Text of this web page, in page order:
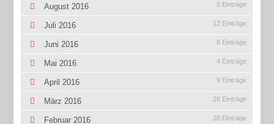
August 2016 5 Einträge
Juli 2016 12 Einträge
Juni 2016 8 Einträge
Mai 2016 4 Einträge
April 2016 9 Einträge
März 2016 26 Einträge
Februar 2016 28 Einträge